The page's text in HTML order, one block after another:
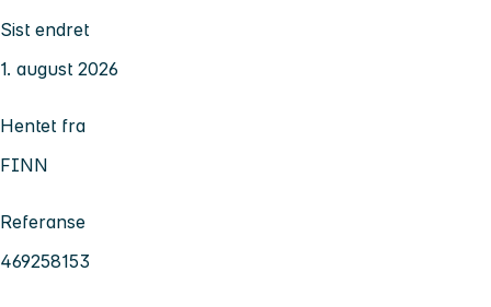
Sist endret
1. august 2026
Hentet fra
FINN
Referanse
469258153